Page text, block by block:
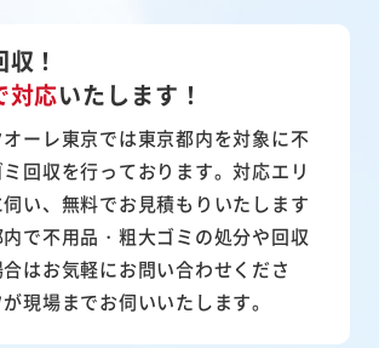
！
対応いたします！
ーレ東京では東京都内を対象に不
回収を行っております。対応エリ
い、無料でお見積もりいたします
で不用品・粗大ゴミの処分や回収
はお気軽にお問い合わせくださ
現場までお伺いいたします。